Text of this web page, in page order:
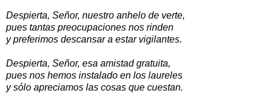
Despierta, Señor, nuestro anhelo de verte,
pues tantas preocupaciones nos rinden
y preferimos descansar a estar vigilantes.
Despierta, Señor, esa amistad gratuita,
pues nos hemos instalado en los laureles
y sólo apreciamos las cosas que cuestan.